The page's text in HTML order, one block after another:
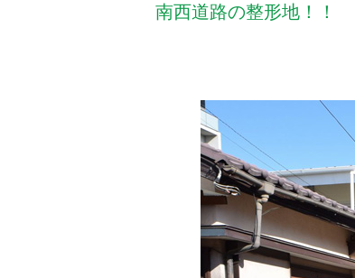
南西道路の整形地！！